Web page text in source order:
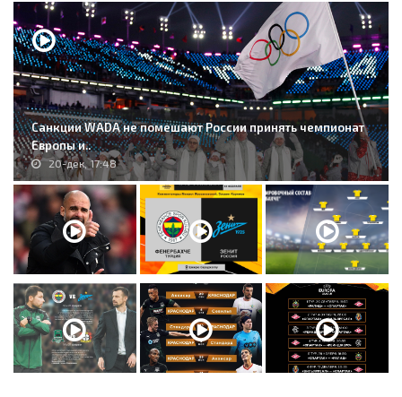
Санкции WADA не помешают России принять чемпионат
Европы и..
20-дек, 17:48